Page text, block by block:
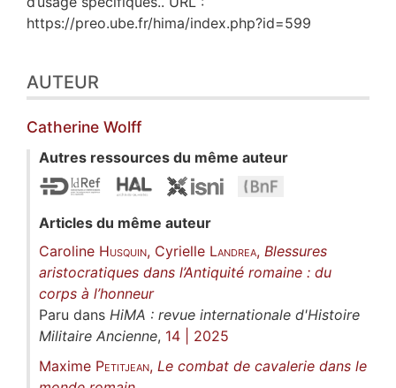
https://preo.ube.fr/hima/index.php?id=599
AUTEUR
Catherine Wolff
Autres ressources du même auteur
Articles du même auteur
Caroline Husquin, Cyrielle Landrea, Blessures
aristocratiques dans l’Antiquité romaine : du
corps à l’honneur
Paru dans HiMA : revue internationale d'Histoire
Militaire Ancienne, 14 | 2025
Maxime Petitjean, Le combat de cavalerie dans le